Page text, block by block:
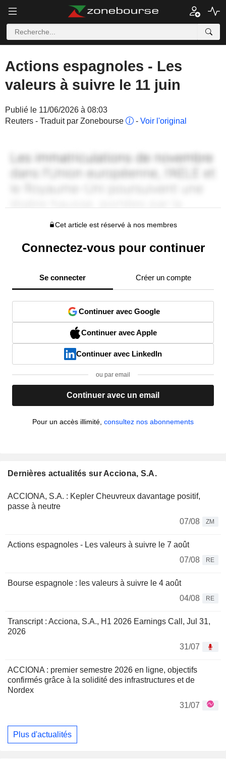
Actions espagnoles - Les
valeurs à suivre le 11 juin
Publié le 11/06/2026 à 08:03
Reuters - Traduit par Zonebourse
- Voir l'original
Cet article est réservé à nos membres
Connectez-vous pour continuer
Se connecter Créer un compte
Continuer avec Google
Continuer avec Apple
Continuer avec LinkedIn
ou par email
Continuer avec un email
Pour un accès illimité, consultez nos abonnements
Dernières actualités sur Acciona, S.A.
ACCIONA, S.A. : Kepler Cheuvreux davantage positif,
passe à neutre
07/08
ZM
Actions espagnoles - Les valeurs à suivre le 7 août
07/08
RE
Bourse espagnole : les valeurs à suivre le 4 août
04/08
RE
Transcript : Acciona, S.A., H1 2026 Earnings Call, Jul 31,
2026
31/07
ACCIONA : premier semestre 2026 en ligne, objectifs
confirmés grâce à la solidité des infrastructures et de
Nordex
31/07
Plus d'actualités